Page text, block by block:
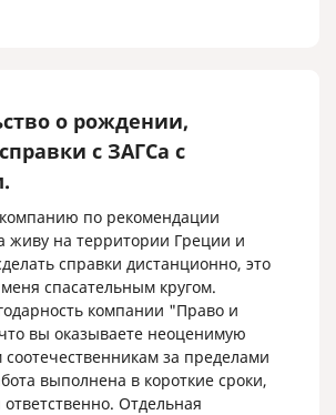
о рождении,
с ЗАГСа с
по рекомендации
живу на территории Греции и
справки дистанционно, это
спасательным кругом.
компании "Право и
вы оказываете неоценимую
за пределами
выполнена в короткие сроки,
Отдельная